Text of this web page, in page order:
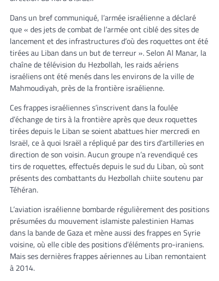
Dans un bref communiqué, l’armée israélienne a déclaré
que « des jets de combat de l’armée ont ciblé des sites de
lancement et des infrastructures d’où des roquettes ont été
tirées au Liban dans un but de terreur ». Selon Al Manar, la
chaîne de télévision du Hezbollah, les raids aériens
israéliens ont été menés dans les environs de la ville de
Mahmoudiyah, près de la frontière israélienne.
Ces frappes israéliennes s’inscrivent dans la foulée
d’échange de tirs à la frontière après que deux roquettes
tirées depuis le Liban se soient abattues hier mercredi en
Israël, ce à quoi Israël a répliqué par des tirs d’artilleries en
direction de son voisin. Aucun groupe n’a revendiqué ces
tirs de roquettes, effectués depuis le sud du Liban, où sont
présents des combattants du Hezbollah chiite soutenu par
Téhéran.
L’aviation israélienne bombarde régulièrement des positions
présumées du mouvement islamiste palestinien Hamas
dans la bande de Gaza et mène aussi des frappes en Syrie
voisine, où elle cible des positions d’éléments pro-iraniens.
Mais ses dernières frappes aériennes au Liban remontaient
à 2014.